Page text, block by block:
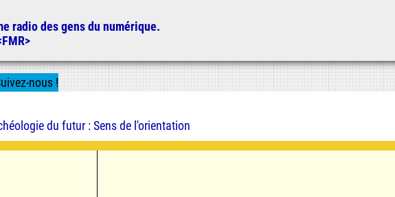
radio des gens du numérique.
nous !
du futur : Sens de l'orientation